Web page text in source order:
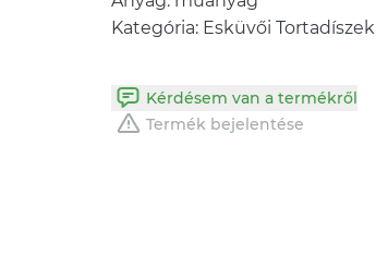
Kategória: Esküvői Tortadíszek
Kérdésem van a termékről
Termék bejelentése